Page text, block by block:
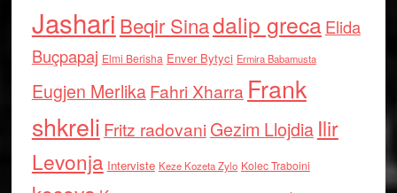
Jashari Beqir Sinadalip grecaElida
Buçpapaj Elmi Berisha Enver Bytyci Ermira Babamusta
Eugjen MerlikaFahri Xharra Frank
shkreli Fritz radovaniGezim Llojdia Ilir
Levonja Interviste Keze Kozeta Zylo Kolec Traboini